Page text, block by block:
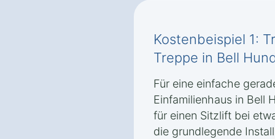
Kostenbeispiel 1:
Treppe in Bell
Für eine einfache
Einfamilienhaus in Bell
für einen Sitzlift bei
die grundlegende